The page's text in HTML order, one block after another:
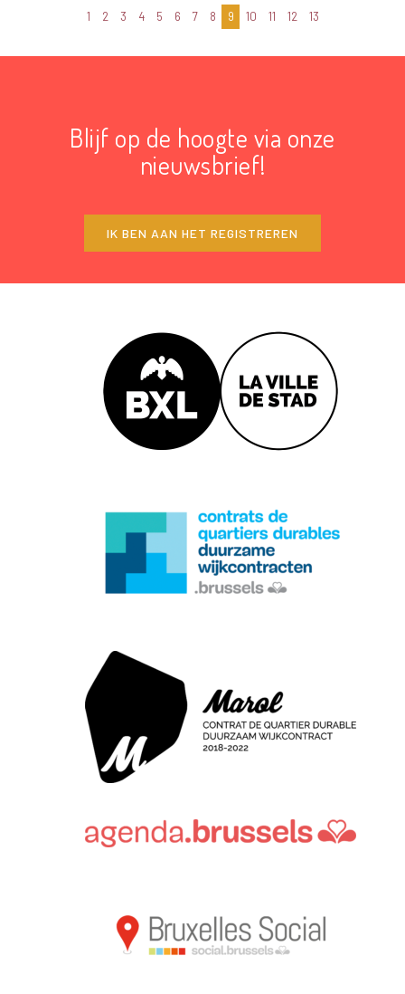
1 2 3 4 5 6 7 8 9 10 11 12 13
Blijf op de hoogte via onze
nieuwsbrief!
IK BEN AAN HET REGISTREREN